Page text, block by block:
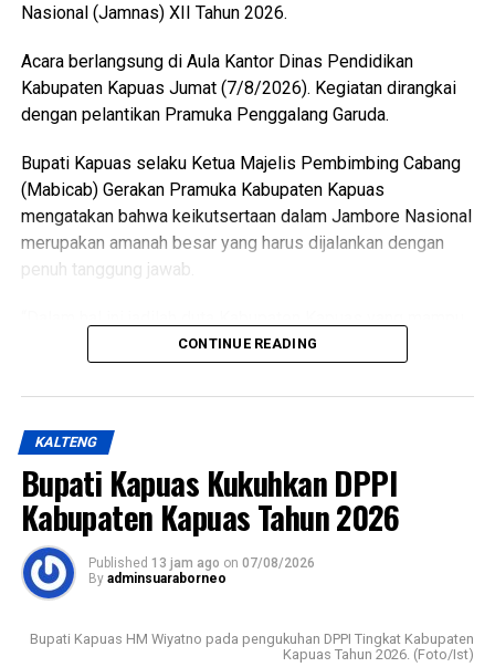
antaranya perbedaan data antar instansi perubahan
“Oleh karena itu terkait hal tersebut kami menyepakati data
final LP2B data LCP2B menyempurnakan Raperda melalui
(Ujg/SB)
Views: 9
Bagikan ke
Messenger 0 Twitter/X 0
Nasional (Jamnas) XII Tahun 2026.
Acara berlangsung di Aula Kantor Dinas Pendidikan
Kabupaten Kapuas Jumat (7/8/2026). Kegiatan dirangkai
dengan pelantikan Pramuka Penggalang Garuda.
Bupati Kapuas selaku Ketua Majelis Pembimbing Cabang
(Mabicab) Gerakan Pramuka Kabupaten Kapuas
mengatakan bahwa keikutsertaan dalam Jambore Nasional
merupakan amanah besar yang harus dijalankan dengan
penuh tanggung jawab.
menunjukkan sikap disiplin, sopan santun semangat
dan Dasa Dharma Pramuka,” ujarnya.
Ia mengatakan pembentukan karakter tersebut selaras
dengan penetapan predikat Pramuka Penggalang Garuda.
Oleh karena itu melalui pembinaan ketat para anggota yang
dilantik diharapkan mampu menjadi teladan.
Sementara itu Ketua Kwartir Cabang (Kwarcab) Gerakan
Pramuka Kapuas Suwarno Muriyat mengatakan pelantikan
Pramuka Penggalang Garuda ini menjadi sejarah baru
karena merupakan yang pertama kali dilaksanakan di
CONTINUE READING
KALTENG
Bupati Kapuas Kukuhkan DPPI
Kabupaten Kapuas Tahun 2026
Published 13 jam ago on 07/08/2026
By adminsuaraborneo
Bupati Kapuas HM Wiyatno pada pengukuhan DPPI Tingkat Kabupaten
Kapuas Tahun 2026. (Foto/Ist)